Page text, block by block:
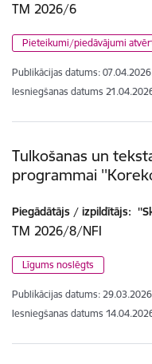
TM 2026/6
Pieteikumi/piedāvājumi
Publikācijas datums:
Iesniegšanas datums
Tulkošanas un
programmai
Piegādātājs / izpildītājs:
TM 2026/8/NFI
Līgums noslēgts
Publikācijas datums:
Iesniegšanas datums